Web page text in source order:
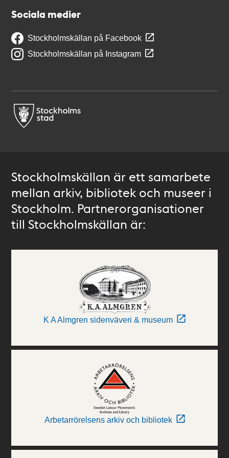
Sociala medier
Stockholmskällan på Facebook
Stockholmskällan på Instagram
Stockholmskällan är ett samarbete
mellan arkiv, bibliotek och museer i
Stockholm. Partnerorganisationer
till Stockholmskällan är:
K A Almgren sidenväveri & museum
Arbetarrörelsens arkiv och bibliotek